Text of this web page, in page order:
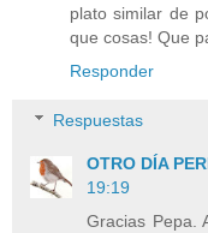
plato similar de
que cosas! Que
Responder
Respuestas
OTRO DÍA
19:19
Gracias Pepa.